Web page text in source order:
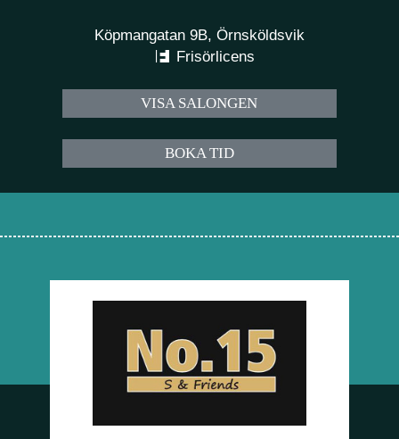
Köpmangatan 9B, Örnsköldsvik
Frisörlicens
VISA SALONGEN
BOKA TID